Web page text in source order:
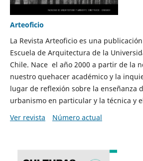
Arteoficio
La Revista Arteoficio es una
Escuela de Arquitectura de la
Chile. Nace el año 2000 a partir de la
nuestro quehacer académico y la
lugar de reflexión sobre la enseñanza
urbanismo en particular y la técnica y
Ver revista
Número actual